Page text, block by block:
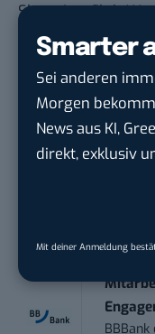
Smarter
Sei anderen
Morgen
News aus KI,
direkt, exklusiv
Mit deiner Anmeldung
Shopping-Club
Social
BBBank